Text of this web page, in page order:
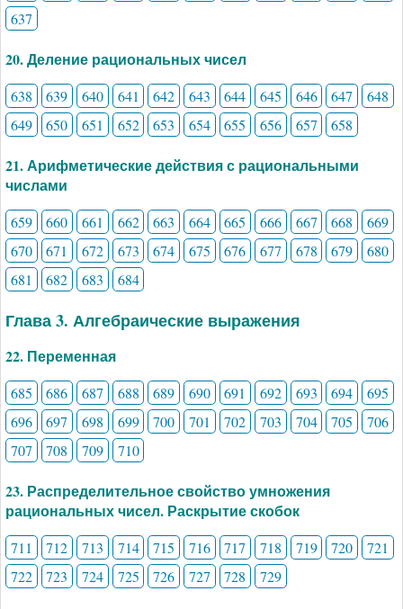
637
20. Деление рациональных чисел
638 639 640 641 642 643 644 645 646 647
648
649
650 651 652 653 654 655 656 657 658
21. Арифметические действия с рациональными
числами
659 660 661 662 663 664 665 666 667 668
669
670
671 672 673 674 675 676 677 678 679
680
681
682 683 684
Глава 3. Алгебраические выражения
22. Переменная
685 686 687 688 689 690 691 692 693 694
695
696
697 698 699 700 701 702 703 704 705
706
707
708 709 710
23. Распределительное свойство умножения
рациональных чисел. Раскрытие скобок
711 712 713 714 715 716 717 718 719 720
721
722
723 724 725 726 727 728 729